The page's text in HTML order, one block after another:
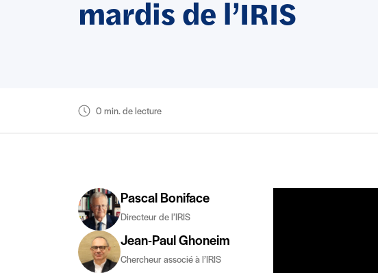
mardis de l’IRIS
0 min. de lecture
Pascal Boniface
Directeur de l’IRIS
Jean-Paul Ghoneim
Chercheur associé à l’IRIS